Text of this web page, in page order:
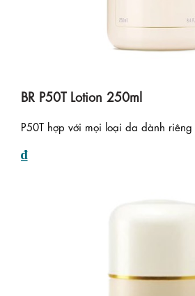
BR P50T Lotion 250ml
P50T hợp với mọi loại da dành riêng
₫